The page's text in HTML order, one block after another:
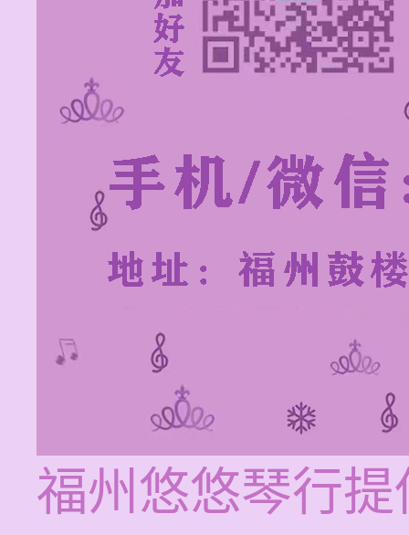
福州悠悠琴行